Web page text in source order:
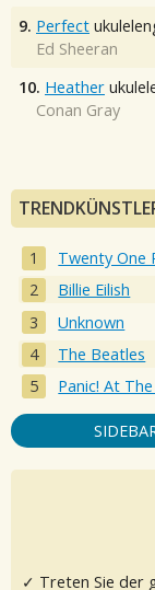
9. Perfect
Ed Sheeran
10. Heather
Conan Gray
Twenty One
Billie Eilish
Unknown
The Beatles
Panic! At
✓ Treten Sie der